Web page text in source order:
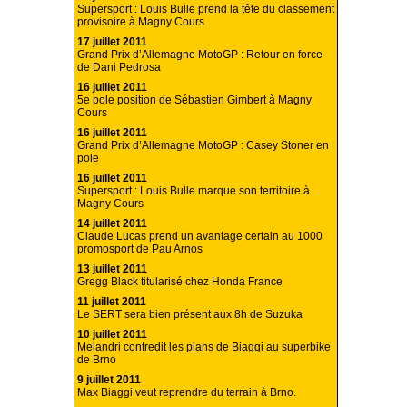
Supersport : Louis Bulle prend la tête du classement
provisoire à Magny Cours
17 juillet 2011
Grand Prix d’Allemagne MotoGP : Retour en force
de Dani Pedrosa
16 juillet 2011
5e pole position de Sébastien Gimbert à Magny
Cours
16 juillet 2011
Grand Prix d’Allemagne MotoGP : Casey Stoner en
pole
16 juillet 2011
Supersport : Louis Bulle marque son territoire à
Magny Cours
14 juillet 2011
Claude Lucas prend un avantage certain au 1000
promosport de Pau Arnos
13 juillet 2011
Gregg Black titularisé chez Honda France
11 juillet 2011
Le SERT sera bien présent aux 8h de Suzuka
10 juillet 2011
Melandri contredit les plans de Biaggi au superbike
de Brno
9 juillet 2011
Max Biaggi veut reprendre du terrain à Brno.